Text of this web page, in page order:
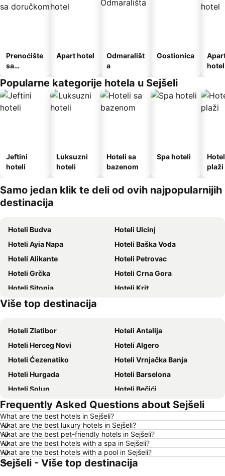
Prenoćište
sa
Apart hotel
Odmarališt
a
Gostionica
hotel
Popularne kategorije hotela u Sejšeli
Jeftini
hoteli
Luksuzni
hoteli
Hoteli sa
bazenom
Spa hoteli
plaži
Samo jedan klik te deli od ovih najpopularnijih
destinacija
Hoteli Budva
Hoteli Ulcinj
Hoteli Ayia Napa
Hoteli Baška Voda
Hoteli Alikante
Hoteli Petrovac
Hoteli Grčka
Hoteli Crna Gora
Hoteli Sitonia
Hoteli Krit
Hoteli Krf
Više top destinacija
Hoteli Zlatibor
Hoteli Antalija
Hoteli Herceg Novi
Hoteli Algero
Hoteli Ćezenatiko
Hoteli Vrnjačka Banja
Hoteli Hurgada
Hoteli Barselona
Hoteli Solun
Hoteli Bečići
Hoteli Hanija
Hoteli Tivat
Hoteli Nica
Hoteli Rim
Hoteli Nei Pori
Hoteli Pefkohori
Hoteli Rimini
Hoteli Milano
Hoteli Halkidiki
Frequently Asked Questions about Sejšeli
What are the best hotels in Sejšeli?
What are the best luxury hotels in Sejšeli?
What are the best pet-friendly hotels in Sejšeli?
What are the best hotels with a spa in Sejšeli?
What are the best hotels with a pool in Sejšeli?
Sejšeli - Više top destinacija